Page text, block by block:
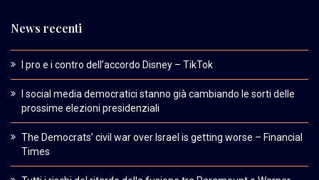
News recenti
I pro e i contro dell’accordo Disney – TikTok
I social media democratici stanno già cambiando le sorti delle
prossime elezioni presidenziali
The Democrats’ civil war over Israel is getting worse – Financial
Times